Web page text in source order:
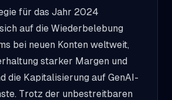
für das Jahr 2024
auf die Wiederbelebung
bei neuen Konten weltweit,
starker Margen und
die Kapitalisierung auf GenAI-
Trotz der unbestreitbaren